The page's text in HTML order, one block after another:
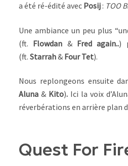
a été ré-édité avec Posij : TOO
Une ambiance un peu plus
(ft. Flowdan & Fred again..)
(ft. Starrah& Four Tet).
Nous replongeons ensuite
Aluna & Kito). Ici la voix
réverbérations en arrière plan
Quest For